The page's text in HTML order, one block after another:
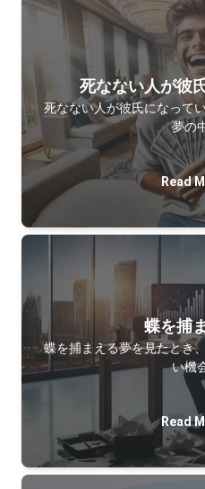
死なない人が彼
死なない人が彼氏になって
夢の
Read
蝶を捕
蝶を捕まえる夢を見たとき
い機
Read